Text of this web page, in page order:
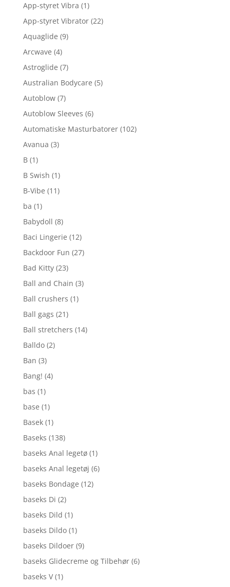
App-styret Vibra (1)
App-styret Vibrator (22)
Aquaglide (9)
Arcwave (4)
Astroglide (7)
Australian Bodycare (5)
Autoblow (7)
Autoblow Sleeves (6)
Automatiske Masturbatorer (102)
Avanua (3)
B (1)
B Swish (1)
B-Vibe (11)
ba (1)
Babydoll (8)
Baci Lingerie (12)
Backdoor Fun (27)
Bad Kitty (23)
Ball and Chain (3)
Ball crushers (1)
Ball gags (21)
Ball stretchers (14)
Balldo (2)
Ban (3)
Bang! (4)
bas (1)
base (1)
Basek (1)
Baseks (138)
baseks Anal legetø (1)
baseks Anal legetøj (6)
baseks Bondage (12)
baseks Di (2)
baseks Dild (1)
baseks Dildo (1)
baseks Dildoer (9)
baseks Glidecreme og Tilbehør (6)
baseks V (1)